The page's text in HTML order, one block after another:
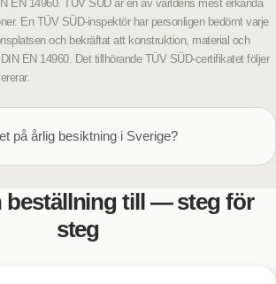
EN 14960. TÜV SÜD är en av världens mest erkända
En TÜV SÜD-inspektör har personligen bedömt varje
och bekräftat att konstruktion, material och
EN 14960. Det tillhörande TÜV SÜD-certifikatet följer
på årlig besiktning i Sverige?
beställning till — steg för
steg